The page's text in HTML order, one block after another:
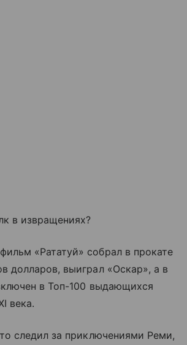
в извращениях?
«Рататуй» собрал в прокате
долларов, выиграл «Оскар», а в
в Топ-100 выдающихся
века.
следил за приключениями Реми,